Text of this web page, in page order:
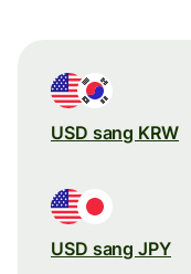
USD sang KRW
USD sang JPY